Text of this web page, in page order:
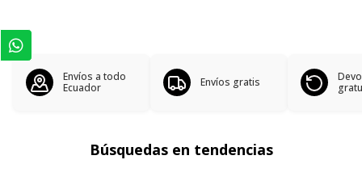
Envíos a todo
Ecuador
Envíos gratis
Búsquedas en tendencias